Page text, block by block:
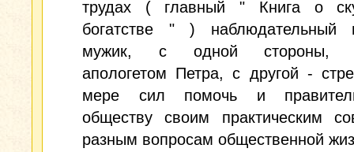
трудах ( главный " Книга о
богатстве " )
мужик, с одной стороны,
апологетом Петра, с другой -
мере сил помочь и
обществу своим практическим
разным вопросам общественной